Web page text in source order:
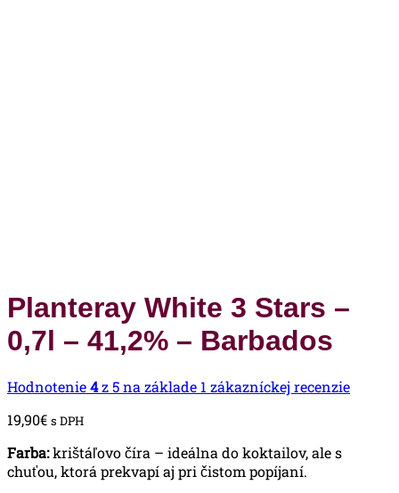
Planteray White 3 Stars –
0,7l – 41,2% – Barbados
Hodnotenie4z 5 na základe 1 zákazníckej recenzie
19,90€ s DPH
Farba:krištáľovo číra – ideálna do koktailov, ale s
chuťou, ktorá prekvapí aj pri čistom popíjaní.